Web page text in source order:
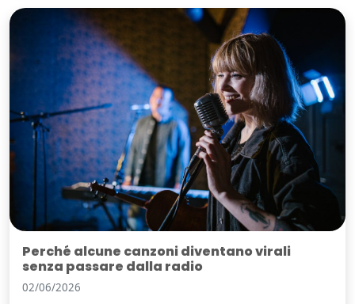
Perché alcune canzoni diventano virali
senza passare dalla radio
02/06/2026